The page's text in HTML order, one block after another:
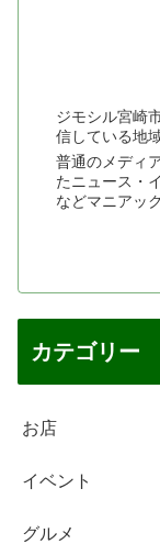
ジモシル宮崎
信している地
普通のメディ
たニュース・
などマニアッ
カテゴリー
お店
イベント
グルメ